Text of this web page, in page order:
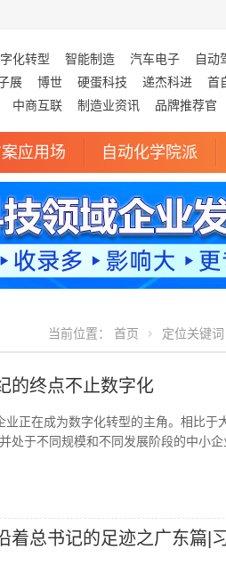
化转型 智能制造 汽车电子 自动
展 博世 硬蛋科技 递杰科进 首
中商互联 制造业资讯 品牌推荐官
应用场 自动化学院派
当前位置： 首页 定位关键词
的终点不止数字化
正在成为数字化转型的主角。相比于
处于不同规模和不同发展阶段的中小
总书记的足迹之广东篇|